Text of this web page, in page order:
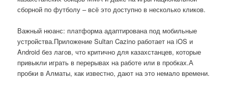
сборной по футболу – всё это доступно в несколько кликов.
Важный нюанс: платформа адаптирована под мобильные
устройства.Приложение Sultan Cazino работает на iOS и
Android без лагов, что критично для казахстанцев, которые
привыкли играть в перерывах на работе или в пробках.А
пробки в Алматы, как известно, дают на это немало времени.